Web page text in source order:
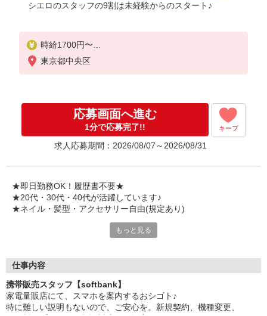
シエロのスタッフの9割は未経験からのスタート♪
時給1700円〜
※残業代支給
★交通費別途支給（規定あり）
入社祝い金10万円支給(規定有)
お友達を紹介頂くと,
インセンティブ支給(規定有)
゜・。○。・゜+゜・。○。・゜+゜
東京都中央区
応募画面へ進む
1分で応募完了!! キープ
求人応募期間：2026/08/07～2026/08/31
★即日勤務OK！履歴書不要★
★20代・30代・40代が活躍しています♪
★ネイル・髪型・アクセサリー自由(規定あり)
でも心配ご無用！
お互いに教え合ったり、フォローしあったりする
和気あいあいとした人間関係がある店舗ばかり！
皆で一緒にステップアップしましょう♪
もっと見る
仕事内容
携帯販売スタッフ【softbank】
家電量販店にて、スマホを案内するおシゴト♪
特に難しい説明もないので、ご安心を。新規契約、機種変更、